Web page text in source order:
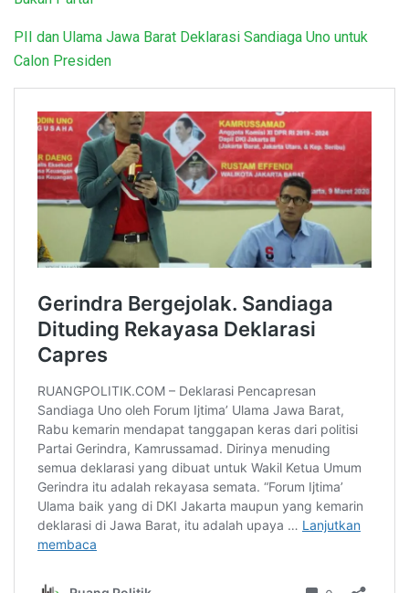
PII dan Ulama Jawa Barat Deklarasi Sandiaga Uno untuk
Calon Presiden